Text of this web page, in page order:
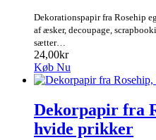
Dekorationspapir fra Rosehip
af æsker, decoupage,
sætter…
24,00kr
Køb Nu
Dekorpapir fra
hvide prikker